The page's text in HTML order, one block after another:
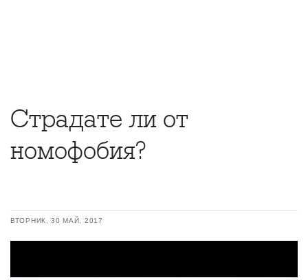
Страдате ли от
номофобия?
ВТОРНИК, 30 МАЙ, 2017